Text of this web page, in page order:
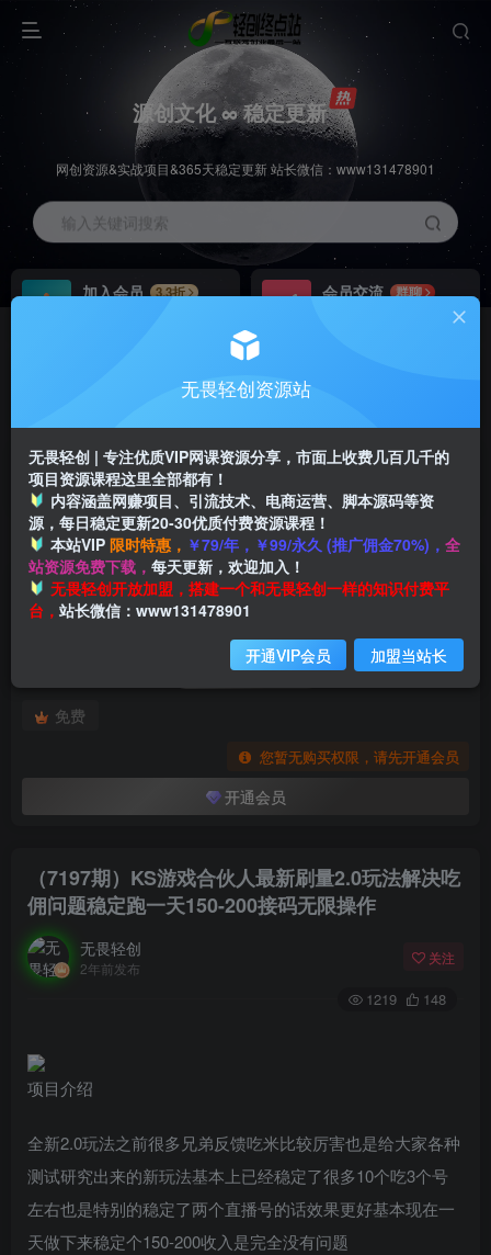
源创文化 ∞ 稳定更新
网创资源&实战项目&365天稳定更新 站长微信：www131478901
输入关键词搜索
加入会员
3.3折
会员交流
群聊
推广返佣高达70%
首页 创业课程 会员专属 正文
此内容为付费阅读，请付费后查看
会员专属资源
免费
您暂无购买权限，请先开通会员
开通会员
付费阅读
（7197期）KS游戏合伙人最新刷量2.0玩法解决吃
佣问题稳定跑一天150-200接码无限操作
无畏轻创
2年前发布
关注
1219 148
项目介绍
全新2.0玩法之前很多兄弟反馈吃米比较厉害也是给大家各种
测试研究出来的新玩法基本上已经稳定了很多10个吃3个号
左右也是特别的稳定了两个直播号的话效果更好基本现在一
天做下来稳定个150-200收入是完全没有问题
无畏轻创资源站
无畏轻创 | 专注优质VIP网课资源分享，市面上收费几百几千的
项目资源课程这里全部都有！
内容涵盖网赚项目、引流技术、电商运营、脚本源码等资
源，每日稳定更新20-30优质付费资源课程！
本站VIP 限时特惠， ￥79/年，￥99/永久 (推广佣金70%)， 全
站资源免费下载， 每天更新，欢迎加入！
无畏轻创开放加盟，搭建一个和无畏轻创一样的知识付费平
台， 站长微信：www131478901
开通VIP会员 加盟当站长